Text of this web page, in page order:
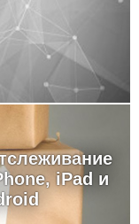
iPad и